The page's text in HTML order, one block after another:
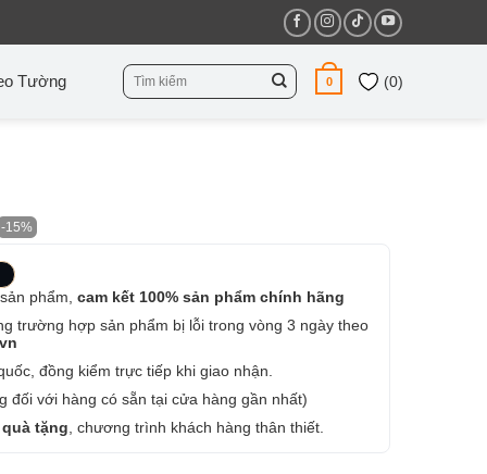
Tường
Tìm
kiếm:
0 (0)
-15%
phẩm, cam kết 100% sản phẩm chính hãng
trường hợp sản phẩm bị lỗi trong vòng 3 ngày theo
đồng kiểm trực tiếp khi giao nhận.
đối với hàng có sẵn tại cửa hàng gần nhất)
tặng , chương trình khách hàng thân thiết.